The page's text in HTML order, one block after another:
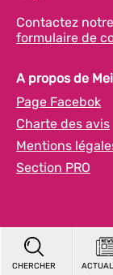
CHERCHER
Contactez
formulaire de
A propos de
Page Facebok
Charte des avis
Mentions
Section PRO